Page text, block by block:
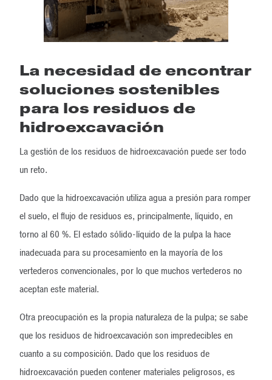
La necesidad de encontrar
soluciones sostenibles
para los residuos de
hidroexcavación
La gestión de los residuos de hidroexcavación puede ser todo
un reto.
Dado que la hidroexcavación utiliza agua a presión para romper
el suelo, el flujo de residuos es, principalmente, líquido, en
torno al 60 %. El estado sólido-líquido de la pulpa la hace
inadecuada para su procesamiento en la mayoría de los
vertederos convencionales, por lo que muchos vertederos no
aceptan este material.
Otra preocupación es la propia naturaleza de la pulpa; se sabe
que los residuos de hidroexcavación son impredecibles en
cuanto a su composición. Dado que los residuos de
hidroexcavación pueden contener materiales peligrosos, es